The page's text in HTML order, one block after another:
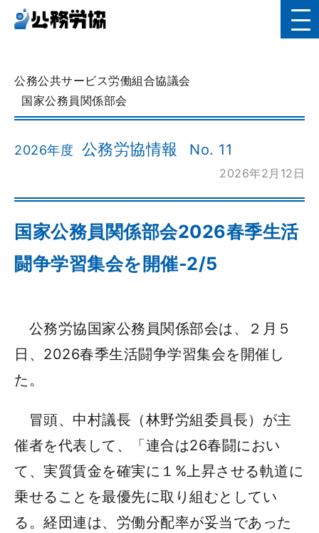
公務公共サービス労働組合協議会
国家公務員関係部会
2026年度 公務労協情報 No. 11
2026年2月12日
国家公務員関係部会2026春季生活
闘争学習集会を開催-2/5
公務労協国家公務員関係部会は、２月５
日、2026春季生活闘争学習集会を開催し
た。
冒頭、中村議長（林野労組委員長）が主
催者を代表して、「連合は26春闘におい
て、実質賃金を確実に１%上昇させる軌道に
乗せることを最優先に取り組むとしてい
る。経団連は、労働分配率が妥当であった